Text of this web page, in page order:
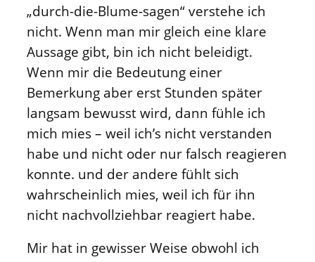
„durch-die-Blume-sagen“ verstehe ich
nicht. Wenn man mir gleich eine klare
Aussage gibt, bin ich nicht beleidigt.
Wenn mir die Bedeutung einer
Bemerkung aber erst Stunden später
langsam bewusst wird, dann fühle ich
mich mies – weil ich’s nicht verstanden
habe und nicht oder nur falsch reagieren
konnte. und der andere fühlt sich
wahrscheinlich mies, weil ich für ihn
nicht nachvollziehbar reagiert habe.
Mir hat in gewisser Weise obwohl ich